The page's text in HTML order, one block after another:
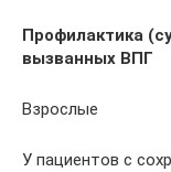
Профилактика
вызванных ВПГ
Взрослые
У пациентов с